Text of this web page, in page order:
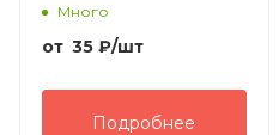
Много
от 35 ₽/шт
Подробнее